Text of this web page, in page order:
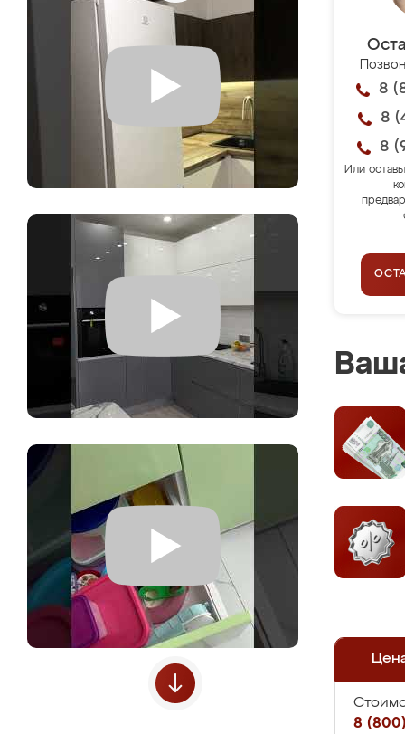
8
8
8
Или
8